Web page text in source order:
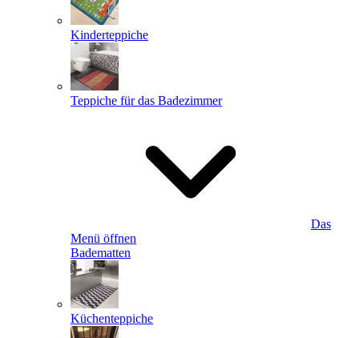
Kinderteppiche
Teppiche für das Badezimmer
Das
Menü öffnen
Badematten
Küchenteppiche